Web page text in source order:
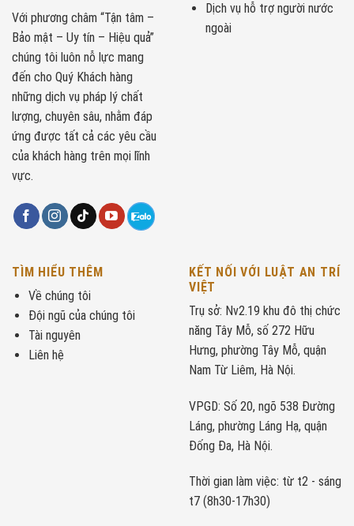
Với phương châm “Tận tâm –
Bảo mật – Uy tín – Hiệu quả”
chúng tôi luôn nỗ lực mang
đến cho Quý Khách hàng
những dịch vụ pháp lý chất
lượng, chuyên sâu, nhằm đáp
ứng được tất cả các yêu cầu
của khách hàng trên mọi lĩnh
vực.
Dịch vụ hỗ trợ người nước
ngoài
TÌM HIỂU THÊM
Về chúng tôi
Đội ngũ của chúng tôi
Tài nguyên
Liên hệ
KẾT NỐI VỚI LUẬT AN TRÍ
VIỆT
Trụ sở: Nv2.19 khu đô thị chức
năng Tây Mỗ, số 272 Hữu
Hưng, phường Tây Mỗ, quận
Nam Từ Liêm, Hà Nội.
VPGD: Số 20, ngõ 538 Đường
Láng, phường Láng Hạ, quận
Đống Đa, Hà Nội.
Thời gian làm việc: từ t2 - sáng
t7 (8h30-17h30)